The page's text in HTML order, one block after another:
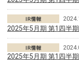
2025年5月期 第1四半
2025年5月期 第1四半